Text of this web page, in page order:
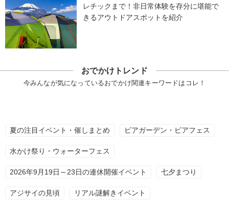
レチックまで！非日常体験を存分に堪能で
きるアウトドアスポットを紹介
おでかけトレンド
今みんなが気になっているおでかけ関連キーワードはコレ！
夏の注目イベント・催しまとめ ビアガーデン・ビアフェス
水かけ祭り・ウォーターフェス
2026年9月19日～23日の連休開催イベント 七夕まつり
アジサイの見頃 リアル謎解きイベント